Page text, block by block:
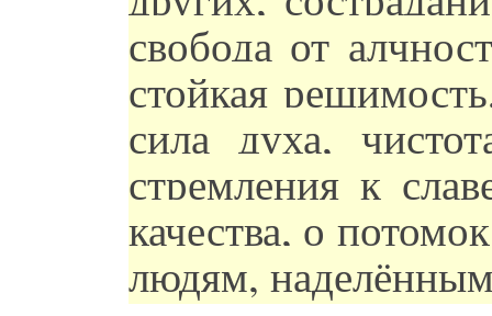
свобода от
стойкая
сила духа,
стремления к
качества, о
людям,